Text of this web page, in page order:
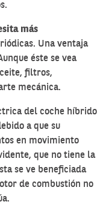
más
Una ventaja
éste se vea
filtros,
mecánica.
del coche híbrido
a que su
en movimiento
que no tiene la
se ve beneficiada
de combustión no